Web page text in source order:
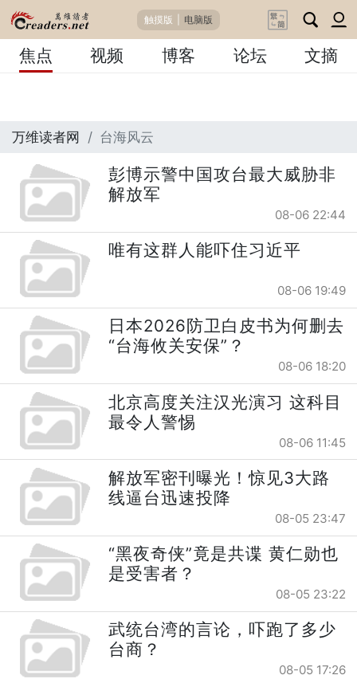
触摸版 电脑版
焦点 视频 博客 论坛 文摘
万维读者网 台海风云
彭博示警中国攻台最大威胁非
解放军
08-06 22:44
唯有这群人能吓住习近平
08-06 19:49
日本2026防卫白皮书为何删去
“台海攸关安保”？
08-06 18:20
北京高度关注汉光演习 这科目
最令人警惕
08-06 11:45
解放军密刊曝光！惊见3大路
线逼台迅速投降
08-05 23:47
“黑夜奇侠”竟是共谍 黄仁勋也
是受害者？
08-05 23:22
武统台湾的言论，吓跑了多少
台商？
08-05 17:26